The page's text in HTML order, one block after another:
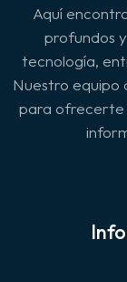
Aquí
profundos
tecnología,
Nuestro equipo
para ofrecerte